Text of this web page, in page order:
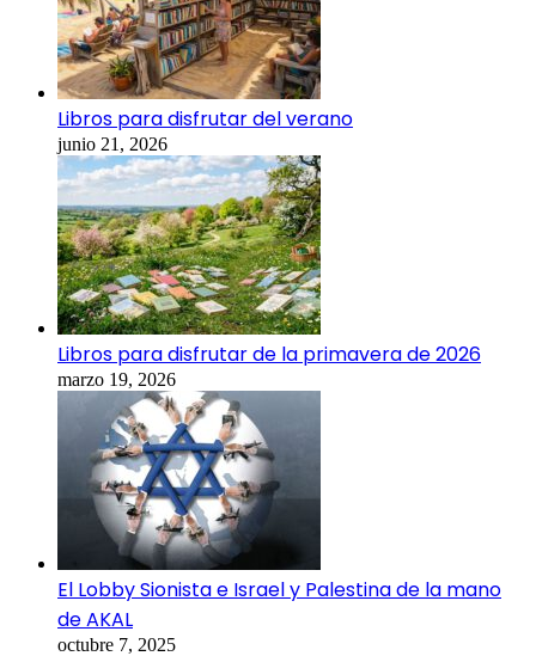
Libros para disfrutar del verano
junio 21, 2026
Libros para disfrutar de la primavera de 2026
marzo 19, 2026
El Lobby Sionista e Israel y Palestina de la mano
de AKAL
octubre 7, 2025